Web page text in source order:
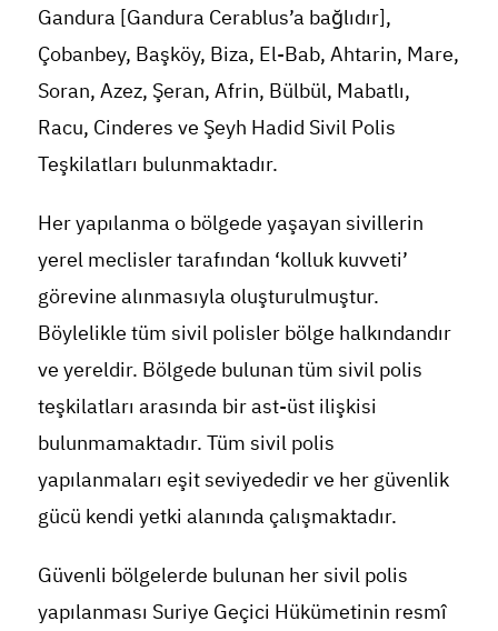
Gandura [Gandura Cerablus’a bağlıdır],
Çobanbey, Başköy, Biza, El-Bab, Ahtarin, Mare,
Soran, Azez, Şeran, Afrin, Bülbül, Mabatlı,
Racu, Cinderes ve Şeyh Hadid Sivil Polis
Teşkilatları bulunmaktadır.
Her yapılanma o bölgede yaşayan sivillerin
yerel meclisler tarafından ‘kolluk kuvveti’
görevine alınmasıyla oluşturulmuştur.
Böylelikle tüm sivil polisler bölge halkındandır
ve yereldir. Bölgede bulunan tüm sivil polis
teşkilatları arasında bir ast-üst ilişkisi
bulunmamaktadır. Tüm sivil polis
yapılanmaları eşit seviyededir ve her güvenlik
gücü kendi yetki alanında çalışmaktadır.
Güvenli bölgelerde bulunan her sivil polis
yapılanması Suriye Geçici Hükümetinin resmî